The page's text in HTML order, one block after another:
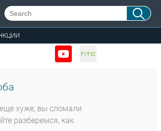
хуже, вы сломали
разберемся, как